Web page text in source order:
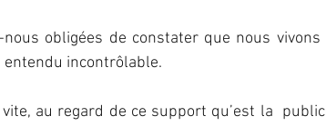
obligées de constater que nous
incontrôlable.
au regard de ce support qu’est la